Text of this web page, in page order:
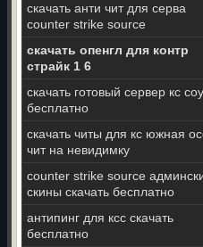
скачать анти чит для серва
counter strike source
скачать опенгл для контр
страйк 1 6
скачать готовый сервер кс
бесплатно
скачать читы для кс южная
чит на невидимку
counter strike source
скины скачать бесплатно
антипинг для ксс скачать
бесплатно